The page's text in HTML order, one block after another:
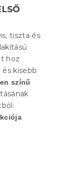
tiszta és
hoz
kisebb
színű